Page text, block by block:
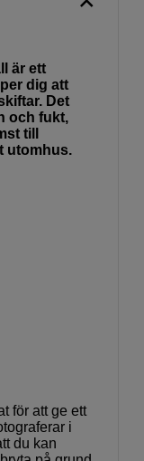
är ett
dig att
Det
och fukt,
till
utomhus.
för att ge ett
i
du kan